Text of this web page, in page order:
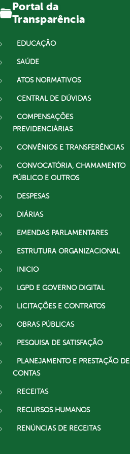
Portal da
Transparência
EDUCAÇÃO
SAÚDE
ATOS NORMATIVOS
CENTRAL DE DÚVIDAS
COMPENSAÇÕES
PREVIDENCIÁRIAS
CONVÊNIOS E TRANSFERÊNCIAS
CONVOCATÓRIA, CHAMAMENTO
PÚBLICO E OUTROS
DESPESAS
DIÁRIAS
EMENDAS PARLAMENTARES
ESTRUTURA ORGANIZACIONAL
INICIO
LGPD E GOVERNO DIGITAL
LICITAÇÕES E CONTRATOS
OBRAS PÚBLICAS
PESQUISA DE SATISFAÇÃO
PLANEJAMENTO E PRESTAÇÃO DE
CONTAS
RECEITAS
RECURSOS HUMANOS
RENÚNCIAS DE RECEITAS